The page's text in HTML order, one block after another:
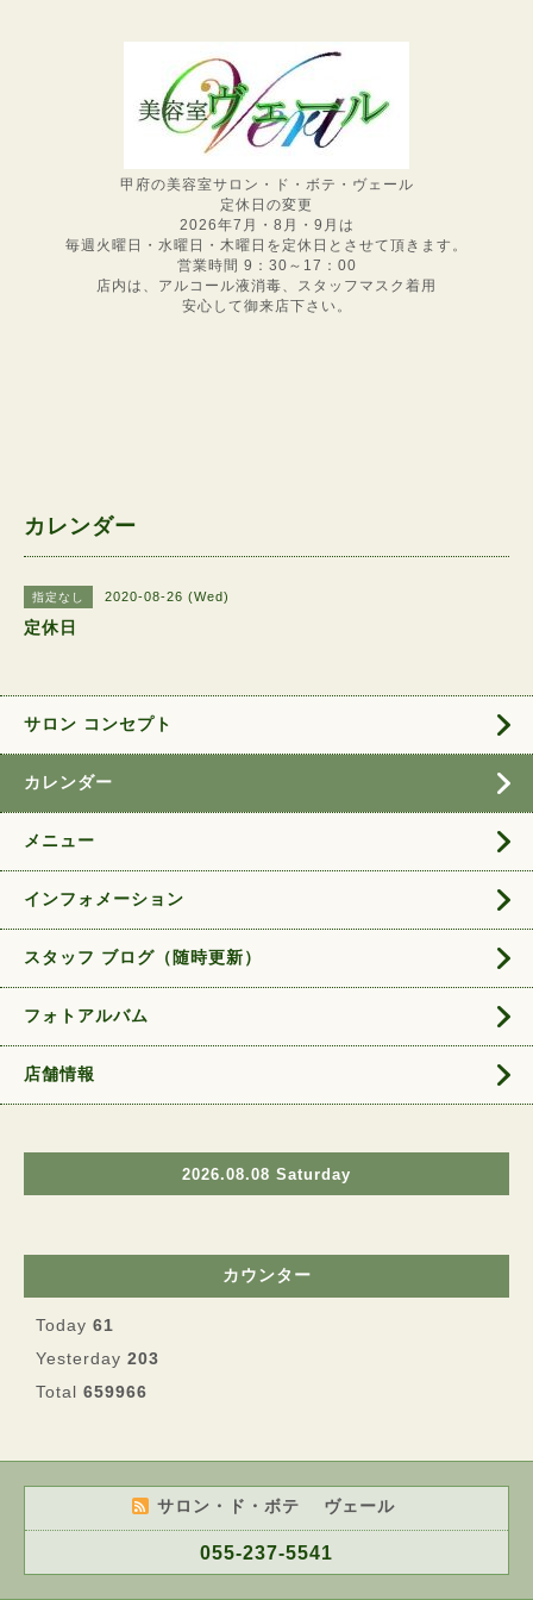
甲府の美容室サロン・ド・ボテ・ヴェール
定休日の変更
2026年7月・8月・9月は
毎週火曜日・水曜日・木曜日を定休日とさせて頂きます。
営業時間 9：30～17：00
店内は、アルコール液消毒、スタッフマスク着用
安心して御来店下さい。
カレンダー
指定なし 2020-08-26 (Wed)
定休日
サロン コンセプト
カレンダー
メニュー
インフォメーション
スタッフ ブログ（随時更新）
フォトアルバム
店舗情報
2026.08.08 Saturday
カウンター
Today 61
Yesterday 203
Total 659966
サロン・ド・ボテ ヴェール
055-237-5541